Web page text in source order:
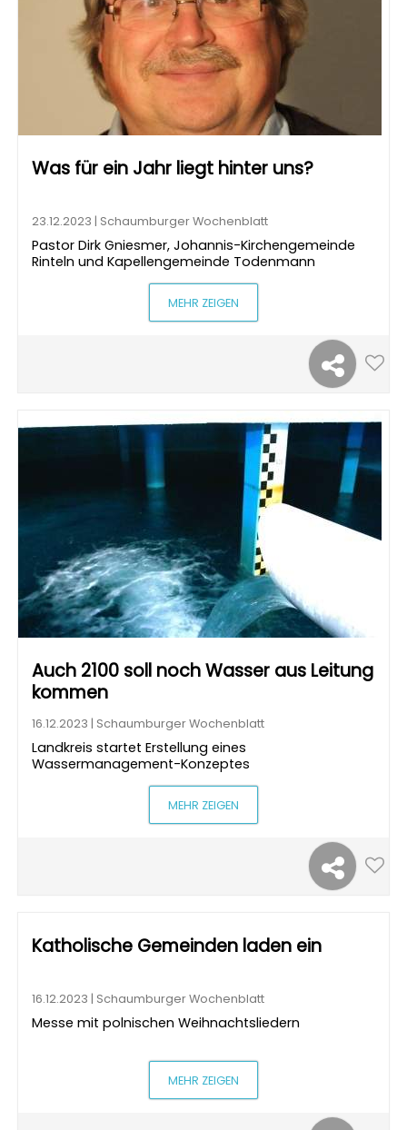
Was für ein Jahr liegt hinter uns?
23.12.2023 | Schaumburger Wochenblatt
Pastor Dirk Gniesmer, Johannis-Kirchengemeinde
Rinteln und Kapellengemeinde Todenmann
MEHR ZEIGEN
Auch 2100 soll noch Wasser aus Leitung
kommen
16.12.2023 | Schaumburger Wochenblatt
Landkreis startet Erstellung eines
Wassermanagement-Konzeptes
MEHR ZEIGEN
Katholische Gemeinden laden ein
16.12.2023 | Schaumburger Wochenblatt
Messe mit polnischen Weihnachtsliedern
MEHR ZEIGEN